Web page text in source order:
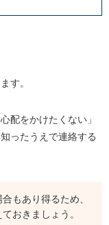
す。
配をかけたくない」
ったうえで連絡する
もあり得るため、
おきましょう。